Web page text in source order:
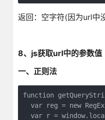
返回：空字符(因为url中
8、js获取url中的参数值
一、正则法
function
var reg = new
var r =